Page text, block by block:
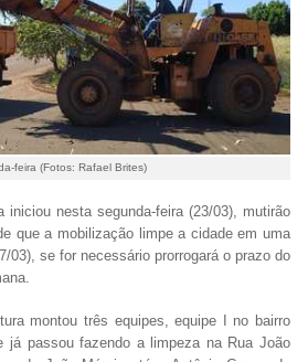
feira (Fotos: Rafael Brites)
iniciou nesta segunda-feira (23/03), mutirão
que a mobilização limpe a cidade em uma
03), se for necessário prorrogará o prazo do
montou três equipes, equipe I no bairro
já passou fazendo a limpeza na Rua João